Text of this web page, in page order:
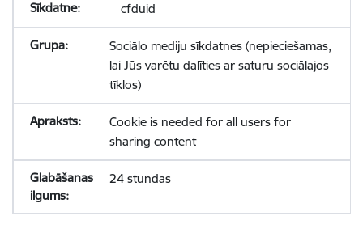
__cfduid
Sociālo mediju sīkdatnes (nepieciešamas,
lai Jūs varētu dalīties ar saturu sociālajos
tīklos)
Cookie is needed for all users for
sharing content
24 stundas